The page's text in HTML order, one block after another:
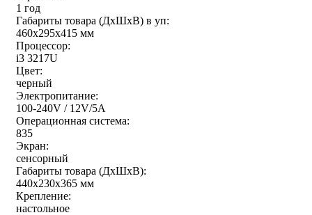
1 год
Габариты товара (ДxШxВ) в уп:
460x295x415 мм
Процессор:
i3 3217U
Цвет:
черный
Электропитание:
100-240V / 12V/5A
Операционная система:
835
Экран:
сенсорный
Габариты товара (ДxШxВ):
440x230x365 мм
Крепление:
настольное